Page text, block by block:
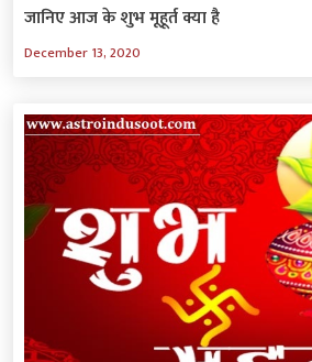
जानिए आज के शुभ मूहूर्त क्या है
December 13, 2020